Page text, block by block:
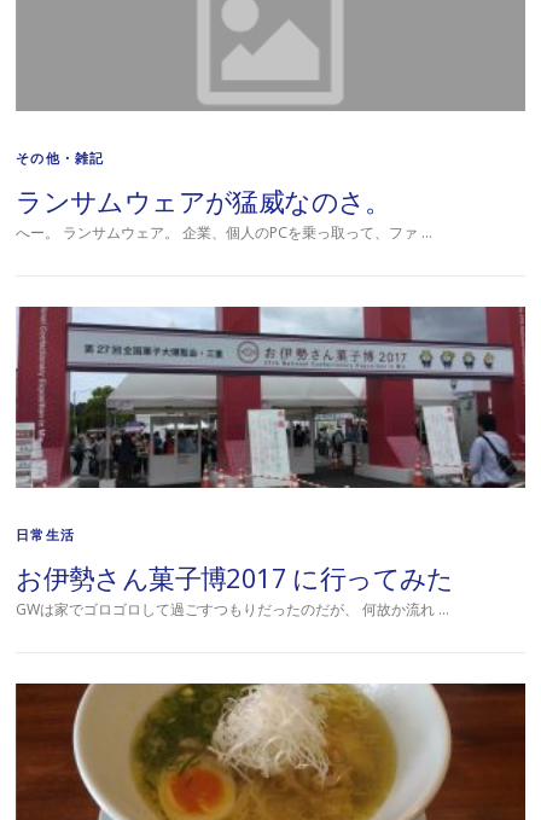
その他・雑記
ランサムウェアが猛威なのさ。
へー。 ランサムウェア。 企業、個人のPCを乗っ取って、ファ …
日常生活
お伊勢さん菓子博2017 に行ってみた
GWは家でゴロゴロして過ごすつもりだったのだが、 何故か流れ …